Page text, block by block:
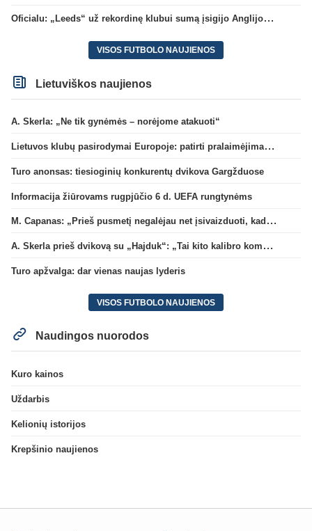
Oficialu: „Leeds“ už rekordinę klubui sumą įsigijo Anglijos rinktinės vartininką
VISOS FUTBOLO NAUJIENOS
Lietuviškos naujienos
A. Skerla: „Ne tik gynėmės – norėjome atakuoti“
Lietuvos klubų pasirodymai Europoje: patirti pralaimėjimai Kroatijos atstovams
Turo anonsas: tiesioginių konkurentų dvikova Gargžduose
Informacija žiūrovams rugpjūčio 6 d. UEFA rungtynėms
M. Capanas: „Prieš pusmetį negalėjau net įsivaizduoti, kad žaisime prieš „Hajduk“
A. Skerla prieš dvikovą su „Hajduk“: „Tai kito kalibro komanda“
Turo apžvalga: dar vienas naujas lyderis
VISOS FUTBOLO NAUJIENOS
Naudingos nuorodos
Kuro kainos
Uždarbis
Kelionių istorijos
Krepšinio naujienos